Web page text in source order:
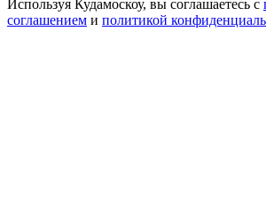
Используя Кудамоскоу, вы соглашаетесь с
соглашением и политикой